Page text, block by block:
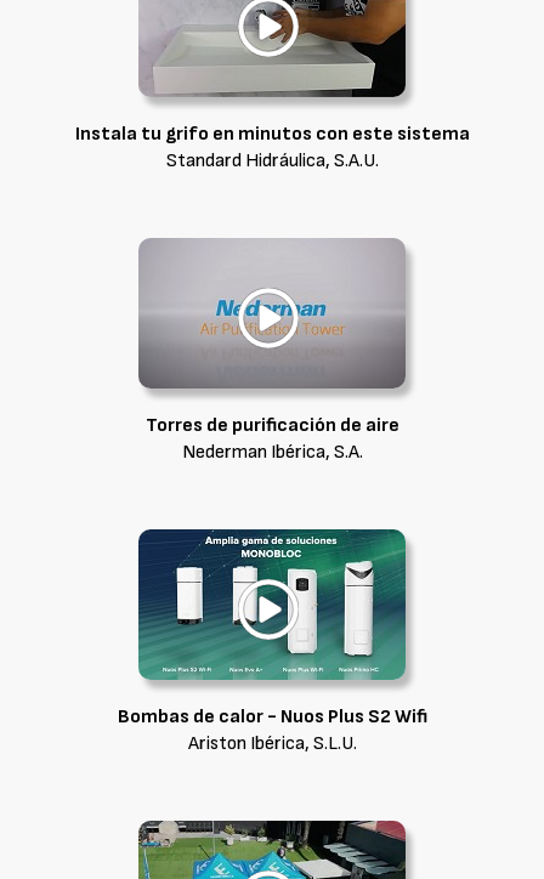
Instala tu grifo en minutos con este sistema
Standard Hidráulica, S.A.U.
Torres de purificación de aire
Nederman Ibérica, S.A.
Bombas de calor - Nuos Plus S2 Wifi
Ariston Ibérica, S.L.U.